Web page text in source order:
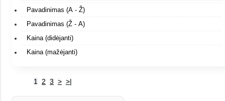
Pavadinimas (A - Ž)
Pavadinimas (Ž - A)
Kaina (didėjanti)
Kaina (mažėjanti)
1 2 3 > >|